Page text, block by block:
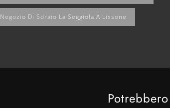
Negozio Di Sdraio La Seggiola A Lissone